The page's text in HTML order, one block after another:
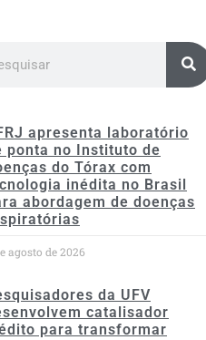
apresenta laboratório
ponta no Instituto de
do Tórax com
inédita no Brasil
abordagem de doenças
agosto de 2026
da UFV
catalisador
para transformar